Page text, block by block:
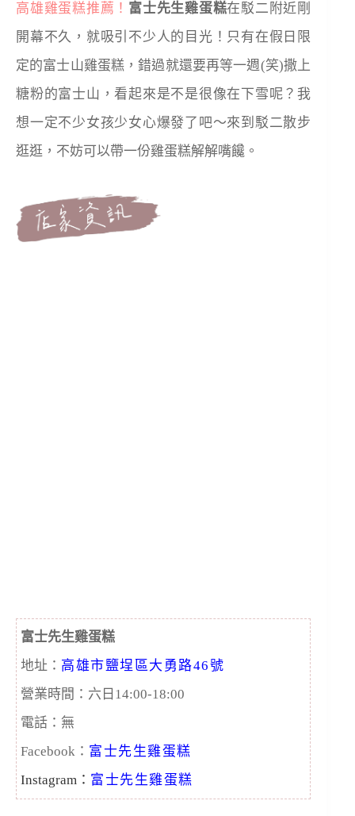
高雄雞蛋糕推薦！ 富士先生雞蛋糕在駁二附近剛
開幕不久，就吸引不少人的目光！只有在假日限
定的富士山雞蛋糕，錯過就還要再等一週(笑)撒上
糖粉的富士山，看起來是不是很像在下雪呢？我
想一定不少女孩少女心爆發了吧～來到駁二散步
逛逛，不妨可以帶一份雞蛋糕解解嘴饞。
富士先生雞蛋糕
地址： 高雄市鹽埕區大勇路46號
營業時間：六日14:00-18:00
電話：無
Facebook： 富士先生雞蛋糕
Instagram： 富士先生雞蛋糕